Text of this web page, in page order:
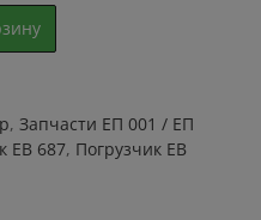
, Запчасти ЕП 001 / ЕП
ЕВ 687, Погрузчик ЕВ